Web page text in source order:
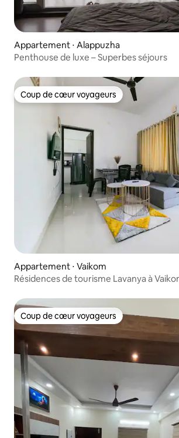
Appartement ⋅ Alappuzha
Penthouse de luxe – Superbes séjours
Coup de cœur voyageurs
Coup de cœur voyageurs
Appartement ⋅ Vaikom
Résidences de tourisme Lavanya à
Coup de cœur voyageurs
Coup de cœur voyageurs